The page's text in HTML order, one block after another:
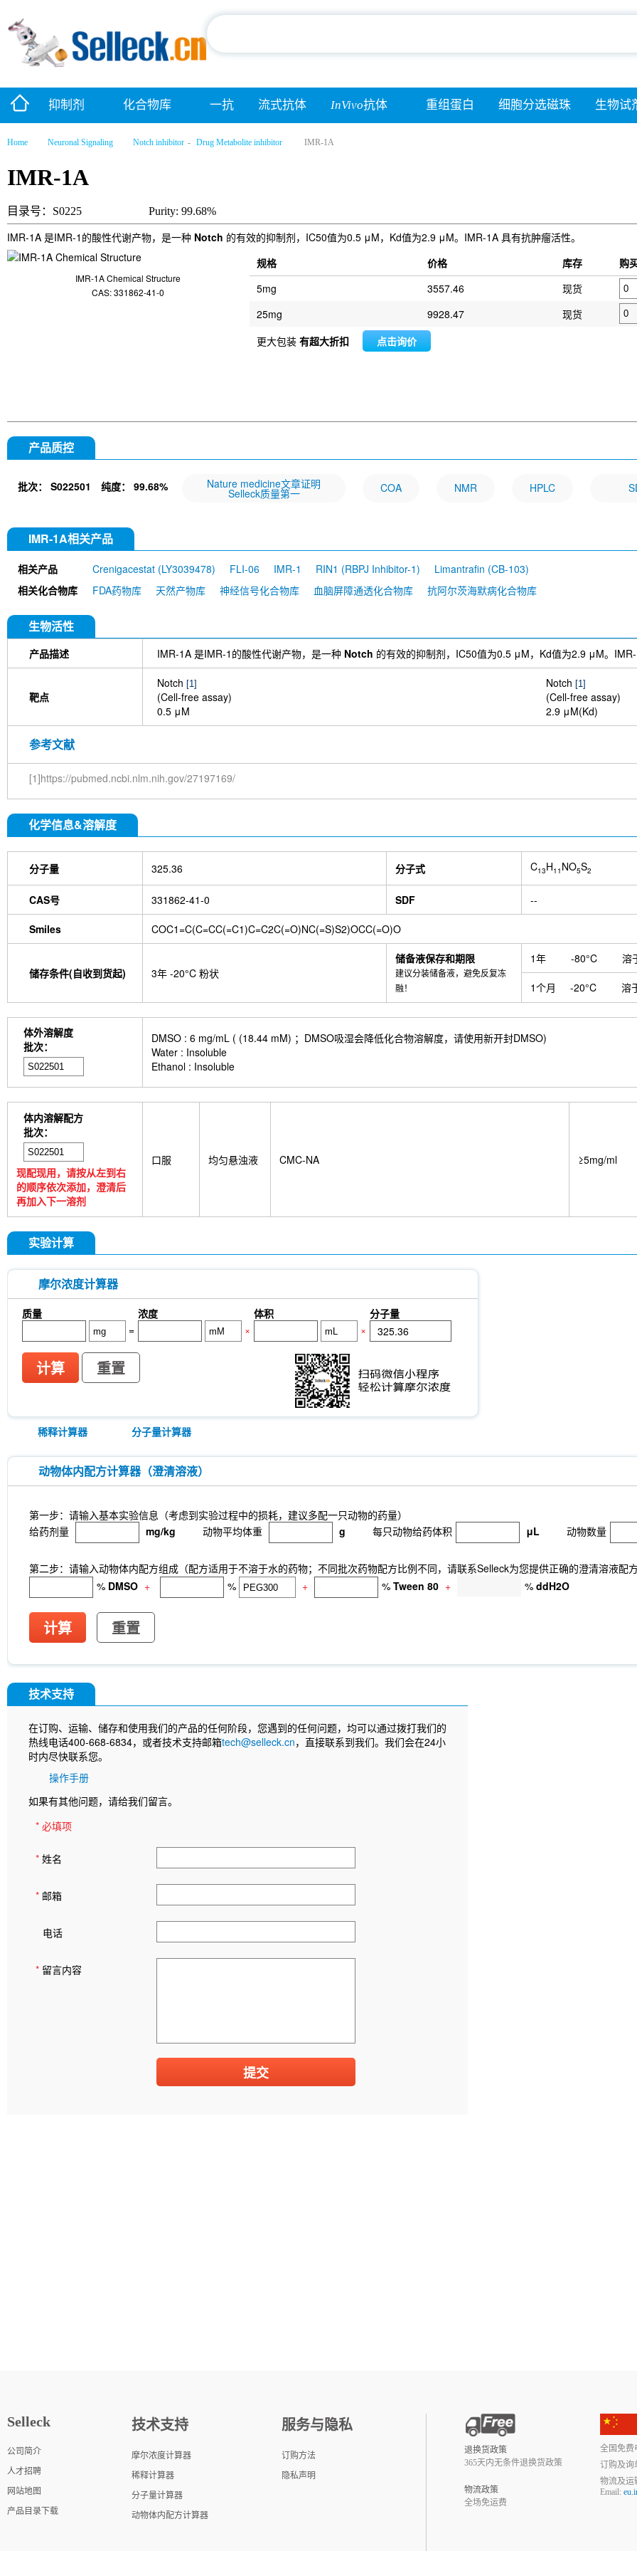
抑制剂 化合物库 一抗 流式抗体 InVivo抗体 重组蛋白 细胞分选磁珠 生物试
Home Neuronal Signaling Notch inhibitor - Drug Metabolite inhibitor IMR-1A
IMR-1A
目录号：S0225 Purity: 99.68%
IMR-1A 是IMR-1的酸性代谢产物，是一种 Notch 的有效的抑制剂，IC50值为0.5 μM，Kd值为2.9 μM。IMR-1A 具有抗肿瘤活性。
IMR-1A Chemical Structure
CAS: 331862-41-0
规格 价格 库存
购
5mg
3557.46
现货
25mg
9928.47
现货
更大包装 有超大折扣 点击询价
产品质控
批次： S022501 纯度： 99.68% Nature medicine文章证明
Selleck质量第一 COA NMR HPLC
IMR-1A相关产品
相关产品 Crenigacestat (LY3039478) FLI-06 IMR-1 RIN1 (RBPJ Inhibitor-1)
Limantrafin (CB-103)
相关化合物库
FDA药物库 天然产物库 神经信号化合物库 血脑屏障通透化合物库 抗阿尔茨海默病化合物库
生物活性
产品描述 IMR-1A 是IMR-1的酸性代谢产物，是一种 Notch 的有效的抑制剂，IC50值为0.5 μM，Kd值为2.9 μM。
靶点
Notch [1]
(Cell-free assay)
Notch [1]
(Cell-free assay)
0.5 μM
2.9 μM(Kd)
参考文献
[1]https://pubmed.ncbi.nlm.nih.gov/27197169/
化学信息&溶解度
分子量 325.36 分子式 C13H11 NO5S2
CAS号 331862-41-0 SDF --
Smiles COC1=C(C=CC(=C1)C=C2C(=O)NC(=S)S2)OCC(=O)O
储存条件(自收到货起) 3年 -20°C 粉状
储备液保存和期限
建议分装储备液，避免反复冻
融！
1年 -80°C 溶
1个月 -20°C 溶
体外溶解度
批次：
DMSO : 6 mg/mL ( (18.44 mM) ；DMSO吸湿会降低化合物溶解度，请使用新开封DMSO)
Water : Insoluble
Ethanol : Insoluble
体内溶解配方
批次：
现配现用，请按从左到右
的顺序依次添加，澄清后
再加入下一溶剂
口服 均匀悬浊液 CMC-NA ≥5mg/ml
实验计算
摩尔浓度计算器
质量 浓度 体积
分子量
=
× ×
计算 重置
稀释计算器 分子量计算器
动物体内配方计算器（澄清溶液）
第一步：请输入基本实验信息（考虑到实验过程中的损耗，建议多配一只动物的药量）
给药剂量
mg/kg 动物平均体重 g 每只动物给药体积 μL 动物数量
第二步：请输入动物体内配方组成（配方适用于不溶于水的药物；不同批次药物配方比例不同，请联系Selleck为您提供正确的澄清溶液配
% DMSO + % + % Tween 80 + % ddH2O
计算 重置
技术支持
在订购、运输、储存和使用我们的产品的任何阶段，您遇到的任何问题，均可以通过拨打我们的
热线电话400-668-6834，或者技术支持邮箱tech@selleck.cn，直接联系到我们。我们会在24小
时内尽快联系您。
操作手册
如果有其他问题，请给我们留言。
* 必填项
* 姓名
* 邮箱
电话
* 留言内容
Selleck
公司简介
人才招聘
网站地图
产品目录下载
技术支持
摩尔浓度计算器
稀释计算器
分子量计算器
动物体内配方计算器
服务与隐私
订购方法
隐私声明
退换货政策
365天内无条件退换货政策
物流政策
全场免运费
全国免费
订购及
物流及
Email: